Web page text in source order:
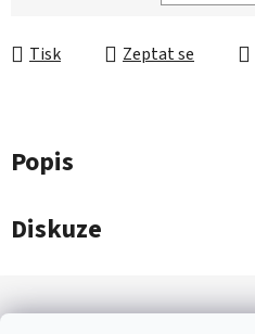
Tisk Zeptat se
Popis
Diskuze
á